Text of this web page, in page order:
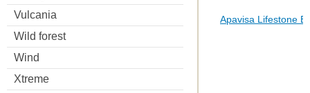
Vulcania
Wild forest
Wind
Xtreme